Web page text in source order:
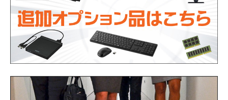
Intel Core i7-8665U プロセッサー 周波数
1.90GHz(第8世代)
16GB（16384MB）
ストレージ/ハイブリッド仕様